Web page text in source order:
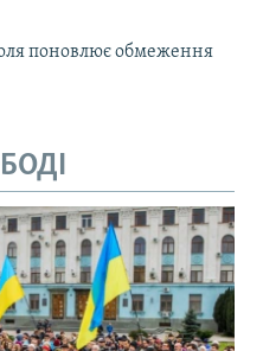
поновлює обмеження